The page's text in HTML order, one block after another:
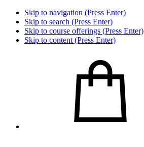
Skip to navigation (Press Enter)
Skip to search (Press Enter)
Skip to course offerings (Press Enter)
Skip to content (Press Enter)